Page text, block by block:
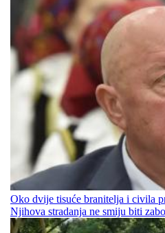
Oko dvije tisuće branitelja i civila
Njihova stradanja ne smiju biti